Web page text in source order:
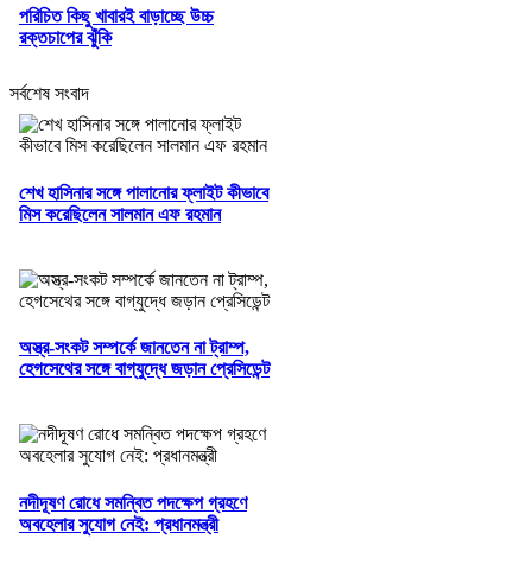
পরিচিত কিছু খাবারই বাড়াচ্ছে উচ্চ
রক্তচাপের ঝুঁকি
সর্বশেষ সংবাদ
শেখ হাসিনার সঙ্গে পালানোর ফ্লাইট কীভাবে
মিস করেছিলেন সালমান এফ রহমান
অস্ত্র-সংকট সম্পর্কে জানতেন না ট্রাম্প,
হেগসেথের সঙ্গে বাগ্‌যুদ্ধে জড়ান প্রেসিডেন্ট
নদীদূষণ রোধে সমন্বিত পদক্ষেপ গ্রহণে
অবহেলার সুযোগ নেই: প্রধানমন্ত্রী